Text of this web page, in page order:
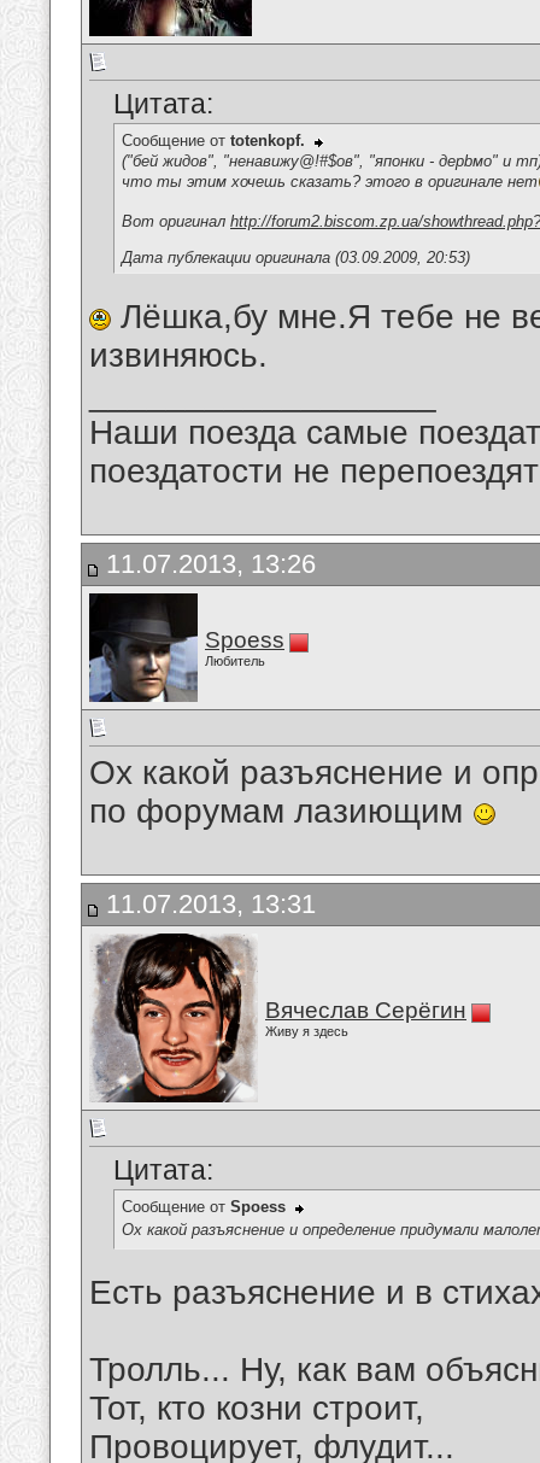
Цитата:
Сообщение от totenkopf.
("бей жидов", "ненавижу@!#$ов", "японки - дерbмо" и
что ты этим хочешь сказать? этого в оригинале нет
Вот оригинал http://forum2.biscom.zp.ua/
Дата публекации оригинала (03.09.2009, 20:53)
Лёшка,бу мне.Я тебе не
извиняюсь.
Наши поезда самые
поездатости не
11.07.2013, 13:26
Spoess
Любитель
Ох какой разъяснение и
по форумам лазиющим
11.07.2013, 13:31
Вячеслав Серёгин
Живу я здесь
Цитата:
Сообщение от Spoess
Ох какой разъяснение и определение придумали
Есть разъяснение и в
Тролль... Ну, как вам
Тот, кто козни строит,
Провоцирует, флудит...